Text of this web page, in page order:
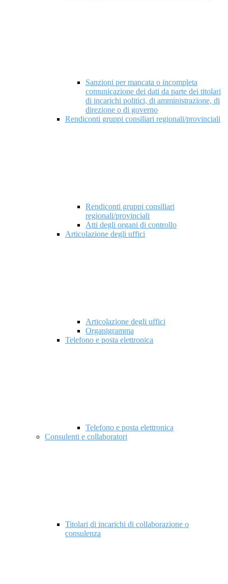
Sanzioni per mancata o incompleta
comunicazione dei dati da parte dei titolari
di incarichi politici, di amministrazione, di
direzione o di governo
Rendiconti gruppi consiliari regionali/provinciali
Rendiconti gruppi consiliari
regionali/provinciali
Atti degli organi di controllo
Articolazione degli uffici
Articolazione degli uffici
Organigramma
Telefono e posta elettronica
Telefono e posta elettronica
Consulenti e collaboratori
Titolari di incarichi di collaborazione o
consulenza